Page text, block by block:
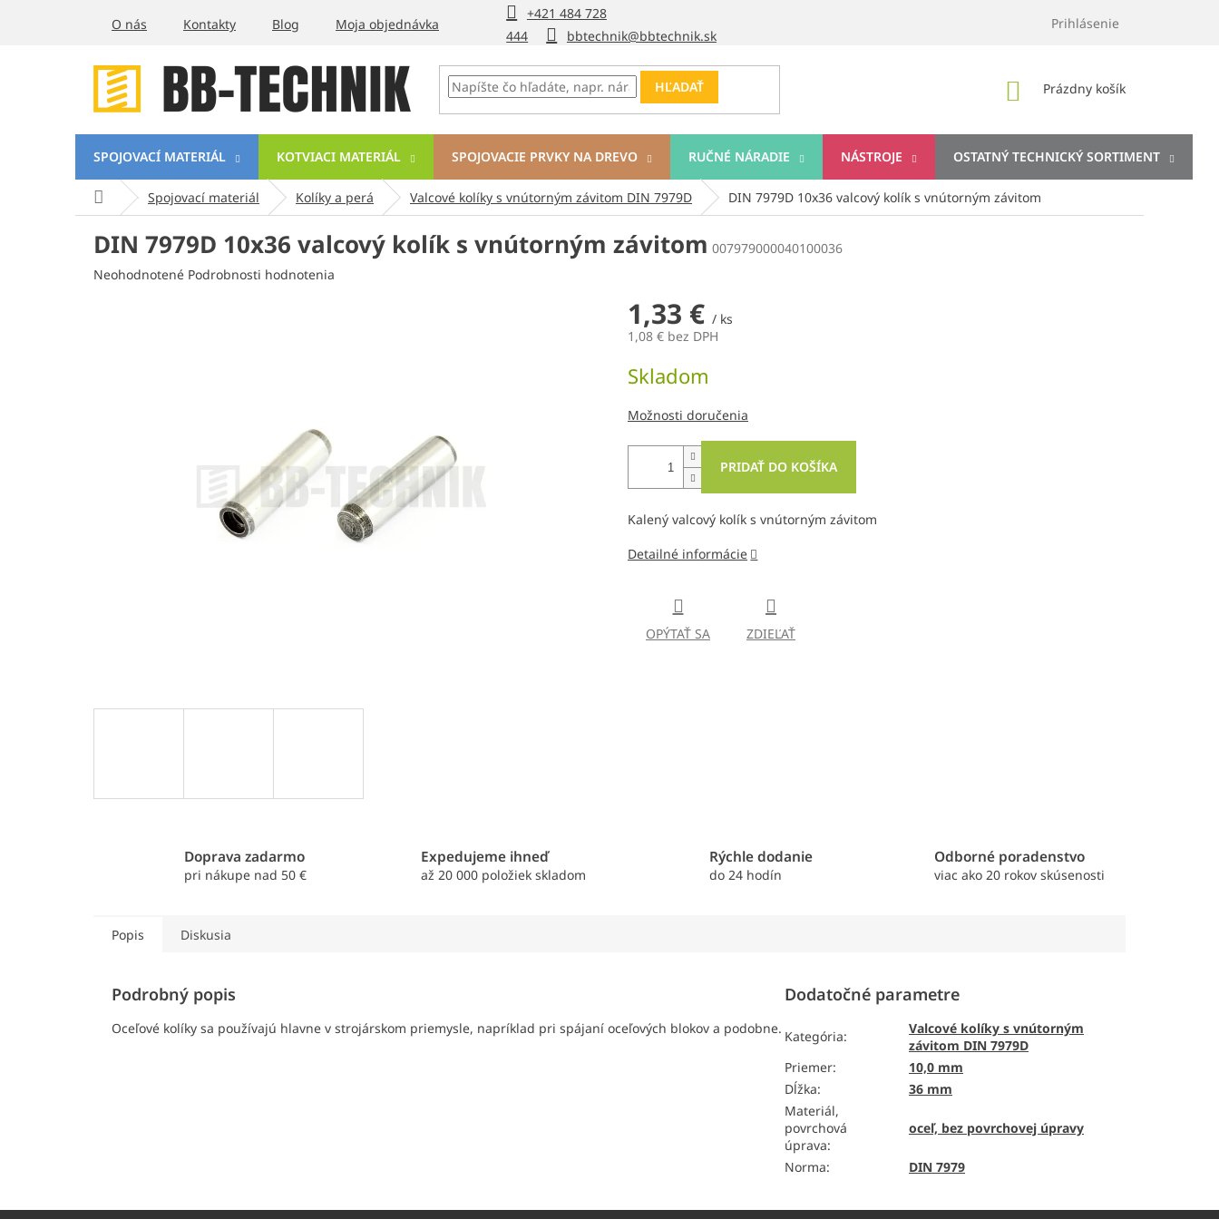
+421 484 728
444
bbtechnik@bbtechnik.sk
O nás Kontakty Blog Moja objednávka Prihlásenie
HĽADAŤ
NÁKUPNÝ
Prázdny košík
SPOJOVACÍ MATERIÁL KOTVIACI MATERIÁL SPOJOVACIE PRVKY NA DREVO RUČNÉ NÁRADIE NÁSTROJE OSTATNÝ TECHNICKÝ SORTIMENT
DomovSpojovací materiál Kolíky a perá Valcové kolíky s vnútorným závitom DIN 7979D DIN 7979D 10x36 valcový kolík s vnútorným závitom
DIN 7979D 10x36 valcový kolík s vnútorným závitom 007979000040100036
Priemerné
Neohodnotené Podrobnosti hodnotenia
1,33 € / ks
1,08 € bez DPH
cena:
Skladom
Možnosti doručenia
PRIDAŤ DO KOŠÍKA
Kalený valcový kolík s vnútorným závitom
Detailné informácie
OPÝTAŤ SA ZDIEĽAŤ
Doprava zadarmo
pri nákupe nad 50 €
Expedujeme ihneď
až 20 000 položiek skladom
Rýchle dodanie
do 24 hodín
Odborné poradenstvo
viac ako 20 rokov skúsenosti
Popis Diskusia
Podrobný popis
Oceľové kolíky sa používajú hlavne v strojárskom priemysle, napríklad pri spájaní oceľových blokov a podobne.
Dodatočné parametre
Kategória:
Valcové kolíky s vnútorným
závitom DIN 7979D
Priemer:
10,0 mm
Dĺžka:
36 mm
Materiál,
povrchová
úprava:
oceľ, bez povrchovej úpravy
Norma: DIN 7979